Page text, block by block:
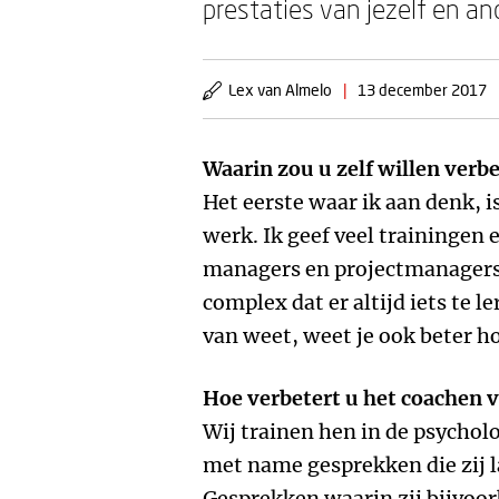
prestaties van jezelf en
Lex van Almelo | 13 december 2017
Waarin zou u zelf willen
Het eerste waar ik aan denk,
werk. Ik geef veel trainingen
managers en
complex dat er altijd iets te
van weet, weet je ook beter
Hoe verbetert u het coachen
Wij trainen hen in de
met name gesprekken die zij